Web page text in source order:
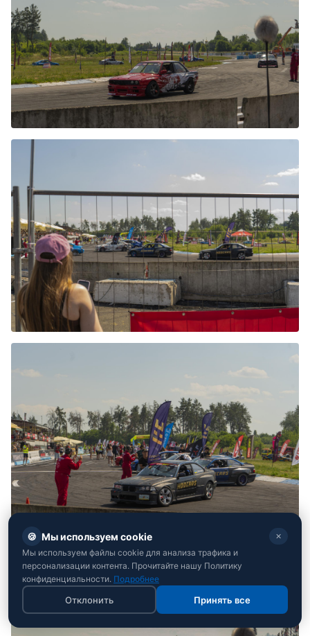
🍪 Мы используем cookie ✕
Мы используем файлы cookie для анализа трафика и
персонализации контента. Прочитайте нашу Политику
конфиденциальности. Подробнее
Отклонить Принять все